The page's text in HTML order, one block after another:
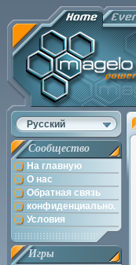
Русский
Сообщество
На главную
О нас
Обратная связь
конфиденциально.
Условия
Игры